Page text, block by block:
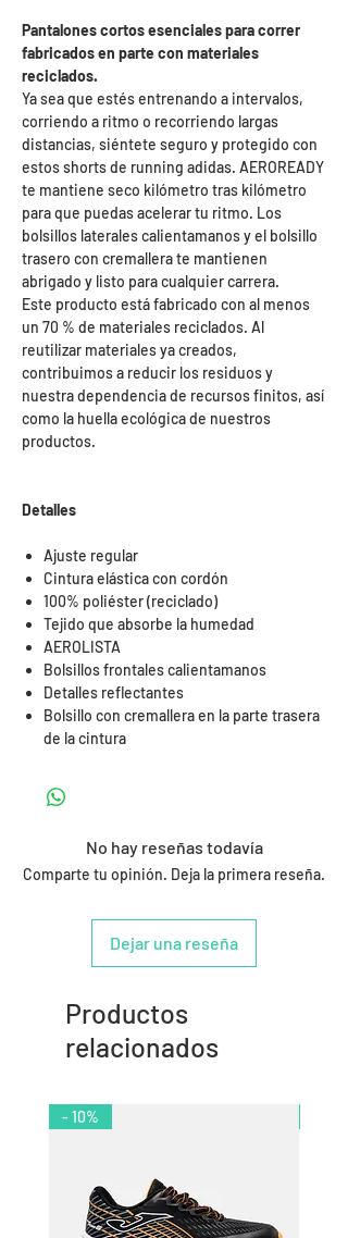
Pantalones cortos esenciales para correr
fabricados en parte con materiales
reciclados.
Ya sea que estés entrenando a intervalos,
corriendo a ritmo o recorriendo largas
distancias, siéntete seguro y protegido con
estos shorts de running adidas. AEROREADY
te mantiene seco kilómetro tras kilómetro
para que puedas acelerar tu ritmo. Los
bolsillos laterales calientamanos y el bolsillo
trasero con cremallera te mantienen
abrigado y listo para cualquier carrera.
Este producto está fabricado con al menos
un 70 % de materiales reciclados. Al
reutilizar materiales ya creados,
contribuimos a reducir los residuos y
nuestra dependencia de recursos finitos, así
como la huella ecológica de nuestros
productos.
Detalles
Ajuste regular
Cintura elástica con cordón
100% poliéster (reciclado)
Tejido que absorbe la humedad
AEROLISTA
Bolsillos frontales calientamanos
Detalles reflectantes
Bolsillo con cremallera en la parte trasera
de la cintura
No hay reseñas todavía
Comparte tu opinión. Deja la primera reseña.
Dejar una reseña
Productos
relacionados
- 10%